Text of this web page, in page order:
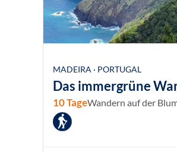
MADEIRA · PORTUGAL
Das immergrüne
10 TageWandern auf der